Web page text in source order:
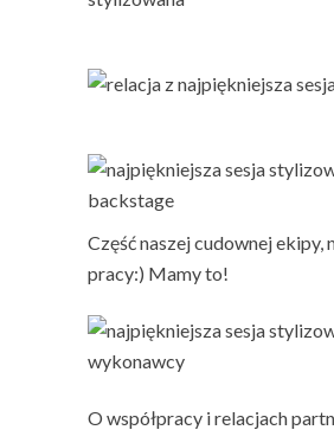
Część naszej cudownej ekipy,
pracy:) Mamy to!
O współpracy i relacjach